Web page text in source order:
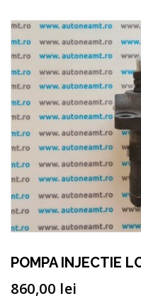
POMPA INJECTIE
860,00 lei